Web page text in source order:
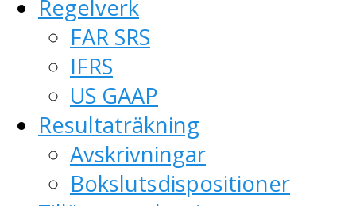
Regelverk
FAR SRS
IFRS
US GAAP
Resultaträkning
Avskrivningar
Bokslutsdispositioner